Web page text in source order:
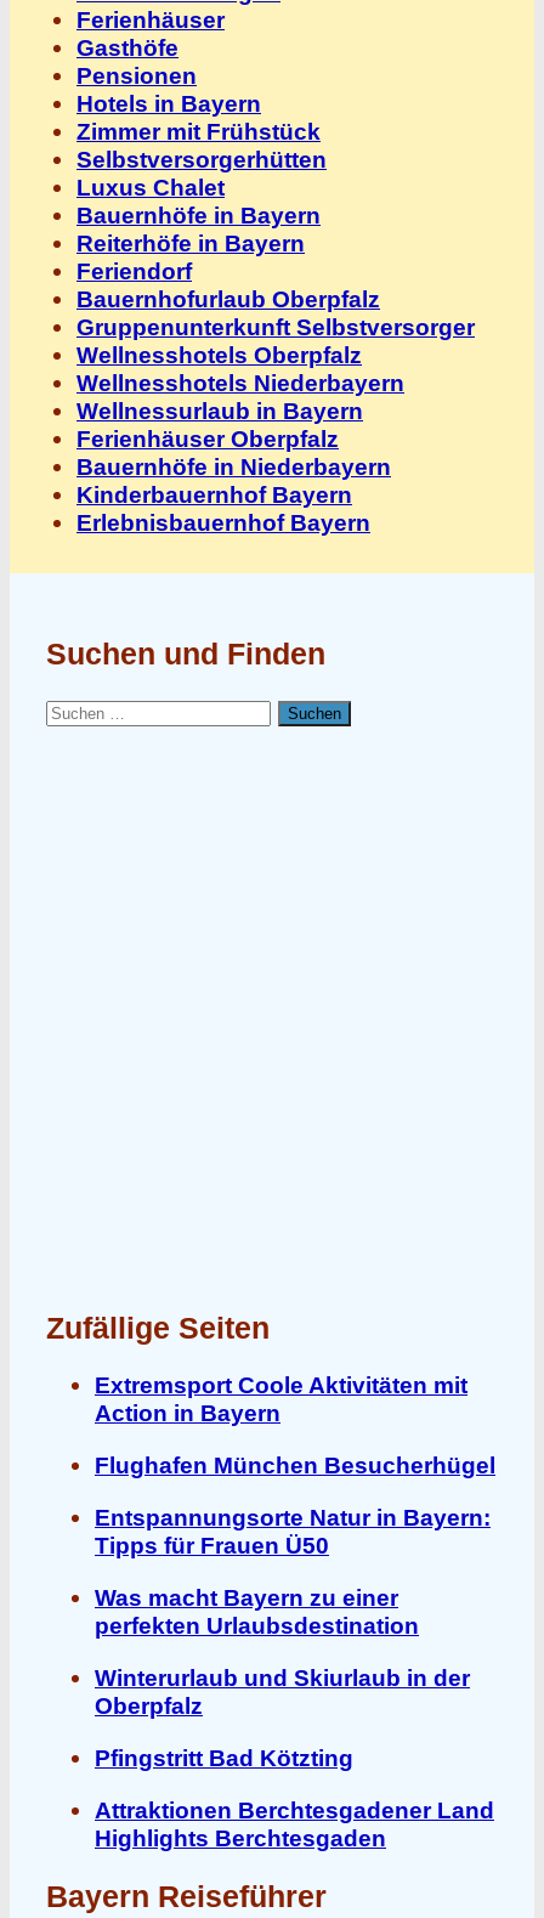
Ferienhäuser
Gasthöfe
Pensionen
Hotels in Bayern
Zimmer mit Frühstück
Selbstversorgerhütten
Luxus Chalet
Bauernhöfe in Bayern
Reiterhöfe in Bayern
Feriendorf
Bauernhofurlaub Oberpfalz
Gruppenunterkunft Selbstversorger
Wellnesshotels Oberpfalz
Wellnesshotels Niederbayern
Wellnessurlaub in Bayern
Ferienhäuser Oberpfalz
Bauernhöfe in Niederbayern
Kinderbauernhof Bayern
Erlebnisbauernhof Bayern
Suchen und Finden
Suchen
Zufällige Seiten
Extremsport Coole Aktivitäten mit
Action in Bayern
Flughafen München Besucherhügel
Entspannungsorte Natur in Bayern:
Tipps für Frauen Ü50
Was macht Bayern zu einer
perfekten Urlaubsdestination
Winterurlaub und Skiurlaub in der
Oberpfalz
Pfingstritt Bad Kötzting
Attraktionen Berchtesgadener Land
Highlights Berchtesgaden
Bayern Reiseführer